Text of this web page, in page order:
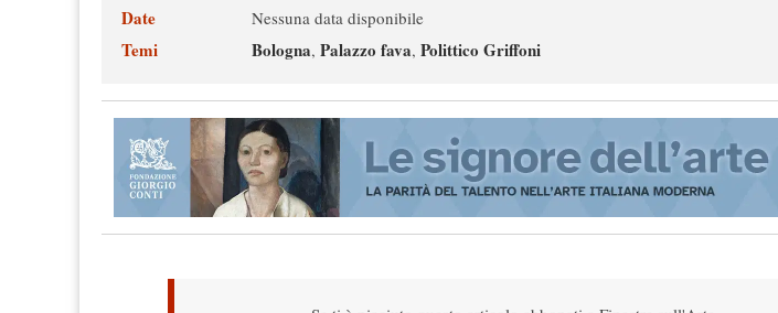
Date
Nessuna data disponibile
Temi Bologna, Palazzo fava, Polittico Griffoni